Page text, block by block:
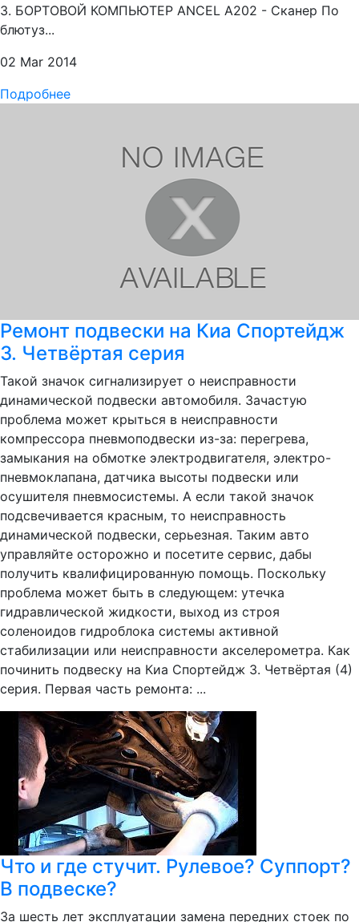
3. БОРТОВОЙ КОМПЬЮТЕР ANCEL A202 - Сканер По
блютуз...
02 Mar 2014
Подробнее
Ремонт подвески на Киа Спортейдж
3. Четвёртая серия
Такой значок сигнализирует о неисправности
динамической подвески автомобиля. Зачастую
проблема может крыться в неисправности
компрессора пневмоподвески из-за: перегрева,
замыкания на обмотке электродвигателя, электро-
пневмоклапана, датчика высоты подвески или
осушителя пневмосистемы. А если такой значок
подсвечивается красным, то неисправность
динамической подвески, серьезная. Таким авто
управляйте осторожно и посетите сервис, дабы
получить квалифицированную помощь. Поскольку
проблема может быть в следующем: утечка
гидравлической жидкости, выход из строя
соленоидов гидроблока системы активной
стабилизации или неисправности акселерометра. Как
починить подвеску на Киа Спортейдж 3. Четвёртая (4)
серия. Первая часть ремонта: ...
Что и где стучит. Рулевое? Суппорт?
В подвеске?
За шесть лет эксплуатации замена передних стоек по